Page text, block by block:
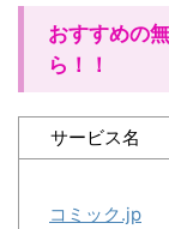
おすすめの
ら！！
サービス名
コミック.jp